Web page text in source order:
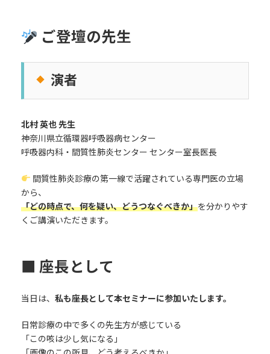
ご登壇の先生
演者
北村 英也 先生
神奈川県立循環器呼吸器病センター
呼吸器内科・間質性肺炎センター センター室長医長
間質性肺炎診療の第一線で活躍されている専門医の立場
から、
「どの時点で、何を疑い、どうつなぐべきか」を分かりやす
くご講演いただきます。
■ 座長として
当日は、 私も座長として本セミナーに参加いたします。
日常診療の中で多くの先生方が感じている
「この咳は少し気になる」